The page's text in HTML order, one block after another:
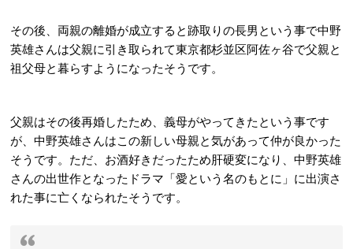
その後、両親の離婚が成立すると跡取りの長男という事で中野
英雄さんは父親に引き取られて東京都杉並区阿佐ヶ谷で父親と
祖父母と暮らすようになったそうです。
父親はその後再婚したため、義母がやってきたという事です
が、中野英雄さんはこの新しい母親と気があって仲が良かった
そうです。ただ、お酒好きだったため肝硬変になり、中野英雄
さんの出世作となったドラマ「愛という名のもとに」に出演さ
れた事に亡くなられたそうです。